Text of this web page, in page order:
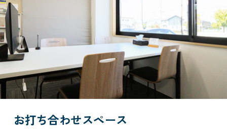
お打ち合わせスペース